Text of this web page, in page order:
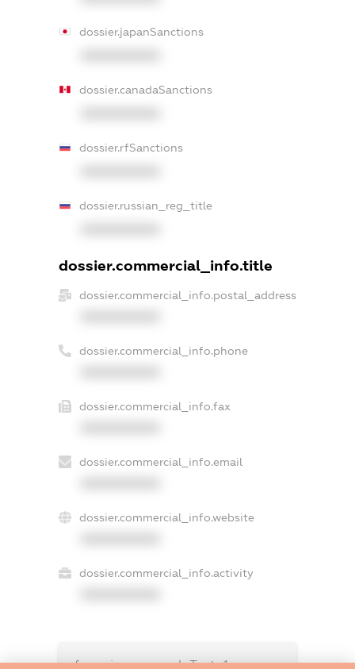
dossier.japanSanctions
dossier.canadaSanctions
dossier.rfSanctions
dossier.russian_reg_title
dossier.commercial_info.title
dossier.commercial_info.postal_address
dossier.commercial_info.phone
dossier.commercial_info.fax
dossier.commercial_info.email
dossier.commercial_info.website
dossier.commercial_info.activity
freemium.exampleText_1